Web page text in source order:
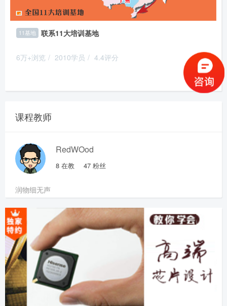
11基地 联系11大培训基地
6万+浏览 / 2010学员 / 4.4评分
推荐
课程教师
RedWOod
8 在教 47 粉丝
润物细无声